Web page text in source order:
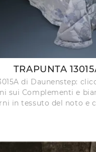
TRAPUNTA
di Daunenstep:
sui Complementi e
in tessuto del noto e